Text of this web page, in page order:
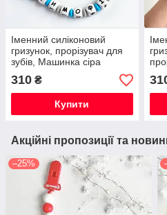
Іменний силіконовий
гризунок, прорізувач для
зубів, Машинка сіра
гоночна
310 ₴
Купити
Акційні пропозиції та
–25%